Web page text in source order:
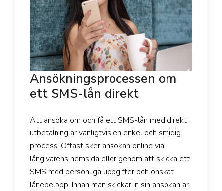
Ansökningsprocessen om
ett SMS-lån direkt
Att ansöka om och få ett SMS-lån med direkt
utbetalning är vanligtvis en enkel och smidig
process. Oftast sker ansökan online via
långivarens hemsida eller genom att skicka ett
SMS med personliga uppgifter och önskat
lånebelopp. Innan man skickar in sin ansökan är